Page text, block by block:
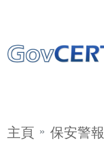
主頁 保安警報